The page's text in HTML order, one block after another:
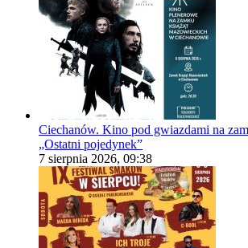
Ciechanów. Kino pod gwiazdami na
„Ostatni pojedynek”
7 sierpnia 2026, 09:38